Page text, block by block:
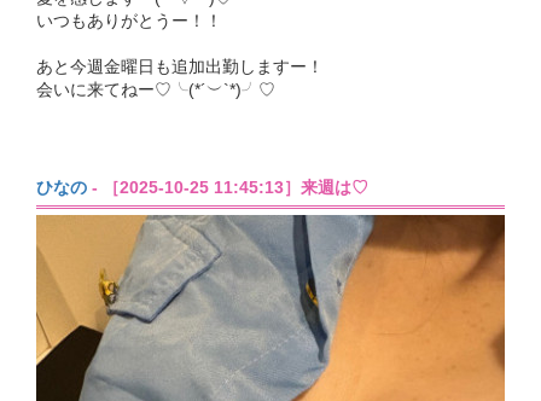
いつもありがとうー！！
あと今週金曜日も追加出勤しますー！
会いに来てねー♡╰(*´︶`*)╯♡
ひなの - ［2025-10-25 11:45:13］来週は♡